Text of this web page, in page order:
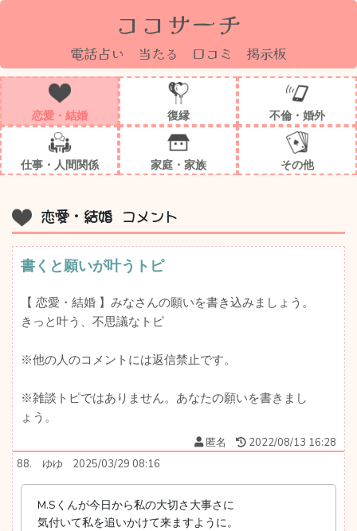
ココサーチ
電話占い 当たる 口コミ 掲示板
恋愛・結婚 復縁 不倫・婚外
仕事・人間関係 家庭・家族 その他
恋愛・結婚 コメント
書くと願いが叶うトピ
【 恋愛・結婚 】みなさんの願いを書き込みましょう。
きっと叶う、不思議なトピ
※他の人のコメントには返信禁止です。
※雑談トピではありません。あなたの願いを書きまし
ょう。
匿名
2022/08/13 16:28
88.
ゆゆ 2025/03/29 08:16
M.Sくんが今日から私の大切さ大事さに
気付いて私を追いかけて来ますように。